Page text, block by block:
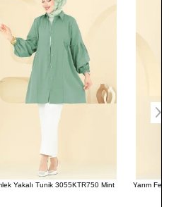
Yarım Fermuarlı Etekli Takım 2750AYD574